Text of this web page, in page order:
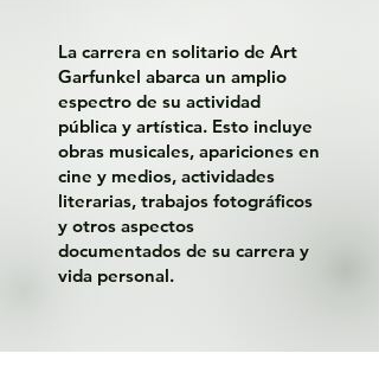
La carrera en solitario de Art
Garfunkel abarca un amplio
espectro de su actividad
pública y artística. Esto incluye
obras musicales, apariciones en
cine y medios, actividades
literarias, trabajos fotográficos
y otros aspectos
documentados de su carrera y
vida personal.